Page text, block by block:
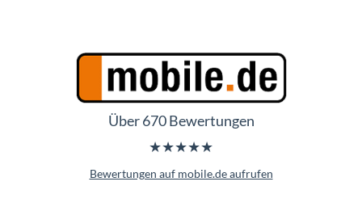
Über 670 Bewertungen
★★★★★
Bewertungen auf mobile.de aufrufen